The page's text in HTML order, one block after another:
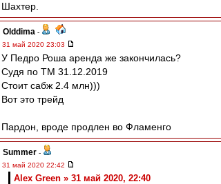
Шахтер.
Olddima -
31 май 2020 23:03
У Педро Роша аренда же закончилась?
Судя по ТМ 31.12.2019
Стоит сабж 2.4 млн)))
Вот это трейд
Пардон, вроде продлен во Фламенго
Summer -
31 май 2020 22:42
Alex Green » 31 май 2020, 22:40